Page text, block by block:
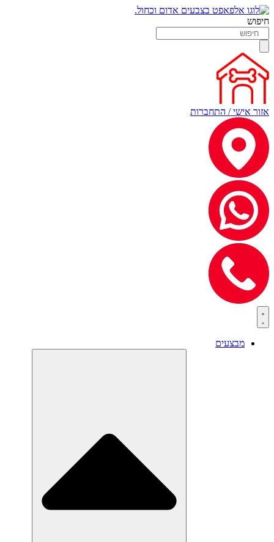
חיפוש
אזור אישי / התחברות
מבצעים